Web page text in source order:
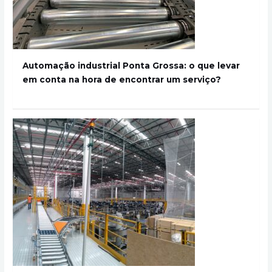
Automação industrial Ponta Grossa: o que levar
em conta na hora de encontrar um serviço?